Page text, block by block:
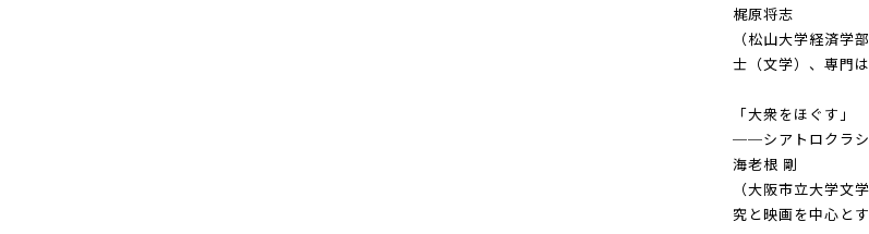
梶原将志
（松山大学経済学
士（文学）、専門
「大衆をほぐす」
──シアトロクラシ
海老根 剛
（大阪市立大学文
究と映画を中心と